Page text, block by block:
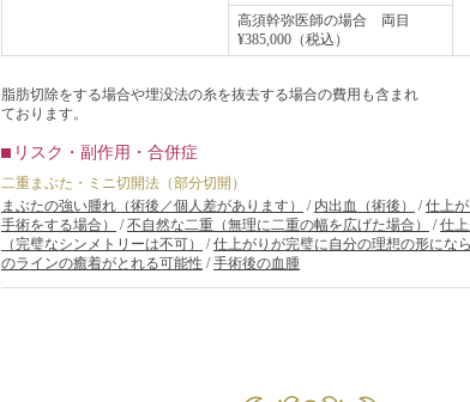
高須幹弥医師の場合 両目
¥385,000（税込）
脂肪切除をする場合や埋没法の糸を抜去する場合の費用も含まれ
ております。
リスク・副作用・合併症
二重まぶた・ミニ切開法（部分切開）
まぶたの強い腫れ（術後／個人差があります）
/ 内出血（術後） /仕上
手術をする場合）
/不自然な二重（無理に二重の幅を広げた場合） /仕
（完璧なシンメトリーは不可）
/仕上がりが完璧に自分の理想の形にな
のラインの癒着がとれる可能性 /手術後の血腫